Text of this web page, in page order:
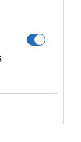
παύει.
φιλεί το
κρασί και
δεύτερη